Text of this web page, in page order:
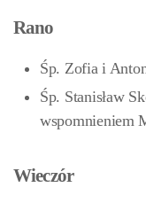
Rano
Śp. Zofia i
Śp. Stanisław
wspomnieniem
Wieczór